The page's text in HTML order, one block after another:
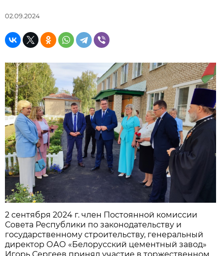
02.09.2024
2 сентября 2024 г. член Постоянной комиссии
Совета Республики по законодательству и
государственному строительству, генеральный
директор ОАО «Белорусский цементный завод»
Игорь Сергеев принял участие в торжественном